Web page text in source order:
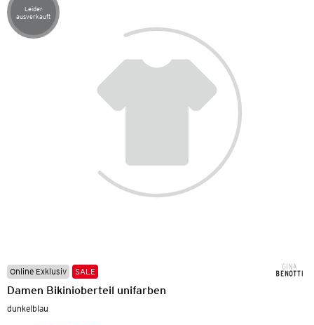
Artikel leider ausverkauft
Leider
ausverkauft
Online Exklusiv SALE
Damen Bikinioberteil unifarben
dunkelblau